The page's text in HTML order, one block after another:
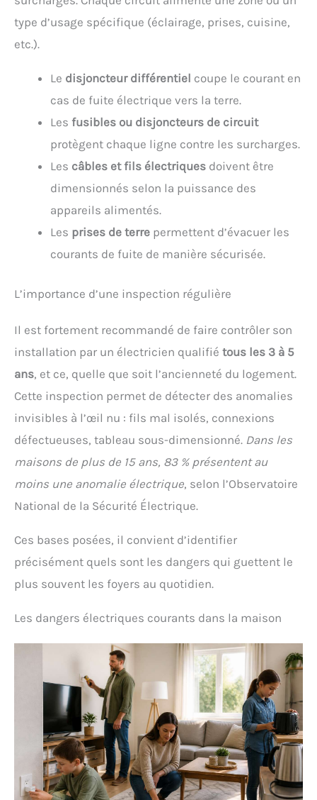
type d’usage spécifique (éclairage, prises, cuisine,
etc.).
Le disjoncteur différentiel coupe le courant en
cas de fuite électrique vers la terre.
Les fusibles ou disjoncteurs de circuit
protègent chaque ligne contre les surcharges.
Les câbles et fils électriques doivent être
dimensionnés selon la puissance des
appareils alimentés.
Les prises de terre permettent d’évacuer les
courants de fuite de manière sécurisée.
L’importance d’une inspection régulière
Il est fortement recommandé de faire contrôler son
installation par un électricien qualifié tous les 3 à 5
ans, et ce, quelle que soit l’ancienneté du logement.
Cette inspection permet de détecter des anomalies
invisibles à l’œil nu : fils mal isolés, connexions
défectueuses, tableau sous-dimensionné. Dans les
maisons de plus de 15 ans, 83 % présentent au
moins une anomalie électrique, selon l’Observatoire
National de la Sécurité Électrique.
Ces bases posées, il convient d’identifier
précisément quels sont les dangers qui guettent le
plus souvent les foyers au quotidien.
Les dangers électriques courants dans la maison